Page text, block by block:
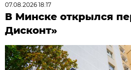
07.08.2026 18:17
В Минске открылся
Дисконт»